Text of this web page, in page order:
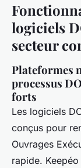
logiciels
secteur
Plateformes
processus
forts
Les logiciels
conçus pour
Ouvrages
rapide.